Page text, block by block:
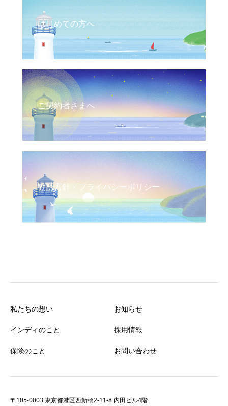
はじめての方へ
ご契約者さまへ
勧誘方針・プライバシーポリシー
私たちの想い
インディのこと
保険のこと
お知らせ
採用情報
お問い合わせ
〒105-0003 東京都港区西新橋2-11-8 内田ビル4階